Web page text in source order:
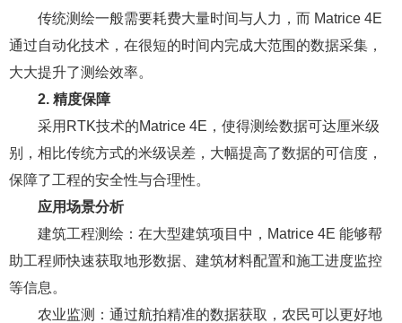
传统测绘一般需要耗费大量时间与人力，而 Matrice 4E
通过自动化技术，在很短的时间内完成大范围的数据采集，
大大提升了测绘效率。
2. 精度保障
采用RTK技术的Matrice 4E，使得测绘数据可达厘米级
别，相比传统方式的米级误差，大幅提高了数据的可信度，
保障了工程的安全性与合理性。
应用场景分析
建筑工程测绘：在大型建筑项目中，Matrice 4E 能够帮
助工程师快速获取地形数据、建筑材料配置和施工进度监控
等信息。
农业监测：通过航拍精准的数据获取，农民可以更好地